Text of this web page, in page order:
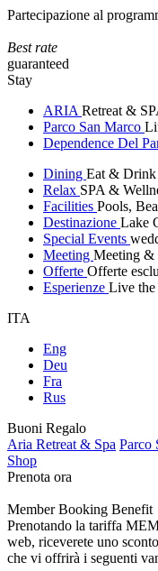
Partecipazione al
Best rate
guaranteed
Stay
ARIA Retreat &
Parco San Marco
Dependence Del
Dining Eat & Drink
Relax SPA &
Facilities Pools,
Destinazione Lake
Special Events
Meeting Meeting &
Offerte Offerte
Esperienze Live
ITA
Eng
Deu
Fra
Rus
Buoni Regalo
Aria Retreat & Spa Parco
Shop
Prenota ora
Member Booking Benefit
Prenotando la tariffa
web, riceverete uno
che vi offrirà i seguenti